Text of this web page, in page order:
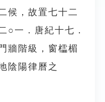
候，故置七十二
○一．唐紀十七．
牆階級，窗櫺楣
陰陽律曆之